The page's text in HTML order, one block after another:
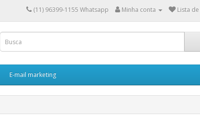
(11) 96399-1155 Whatsapp Minha conta Lista
E-mail marketing